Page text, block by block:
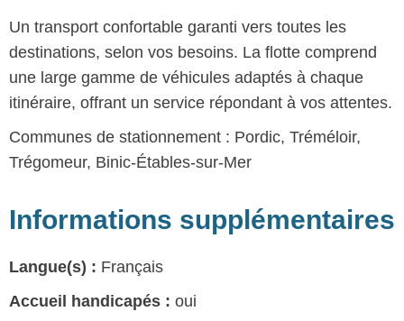
Un transport confortable garanti vers toutes les
destinations, selon vos besoins. La flotte comprend
une large gamme de véhicules adaptés à chaque
itinéraire, offrant un service répondant à vos attentes.
Communes de stationnement : Pordic, Tréméloir,
Trégomeur, Binic-Étables-sur-Mer
Informations supplémentaires
Langue(s) : Français
Accueil handicapés : oui